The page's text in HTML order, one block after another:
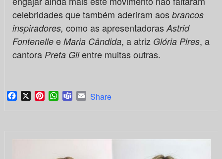
celebridades que também aderiram aos brancos
inspiradores, como as apresentadoras Astrid
Fontenellee Maria Cândida, a atriz Glória Pires, a
cantora Preta Gilentre muitas outras.
Facebook
X PinterestWhatsApp
TeamsEmail
Share